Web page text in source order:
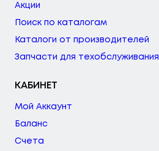
Акции
Поиск по каталогам
Каталоги от производителей
Запчасти для техобслуживания
КАБИНЕТ
Мой Аккаунт
Баланс
Счета